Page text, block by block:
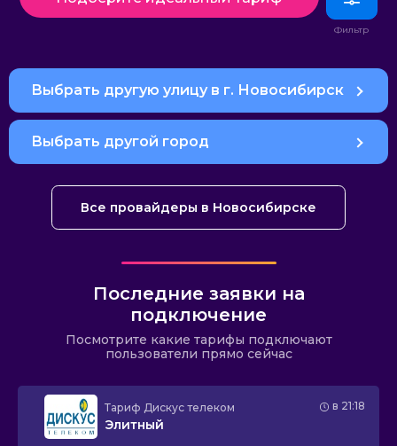
Выбрать другую улицу в г. Новосибирск
Выбрать другой город
Все провайдеры в Новосибирске
Последние заявки на
подключение
Посмотрите какие тарифы подключают
пользователи прямо сейчас
в 21:18
Тариф Дискус телеком
Элитный